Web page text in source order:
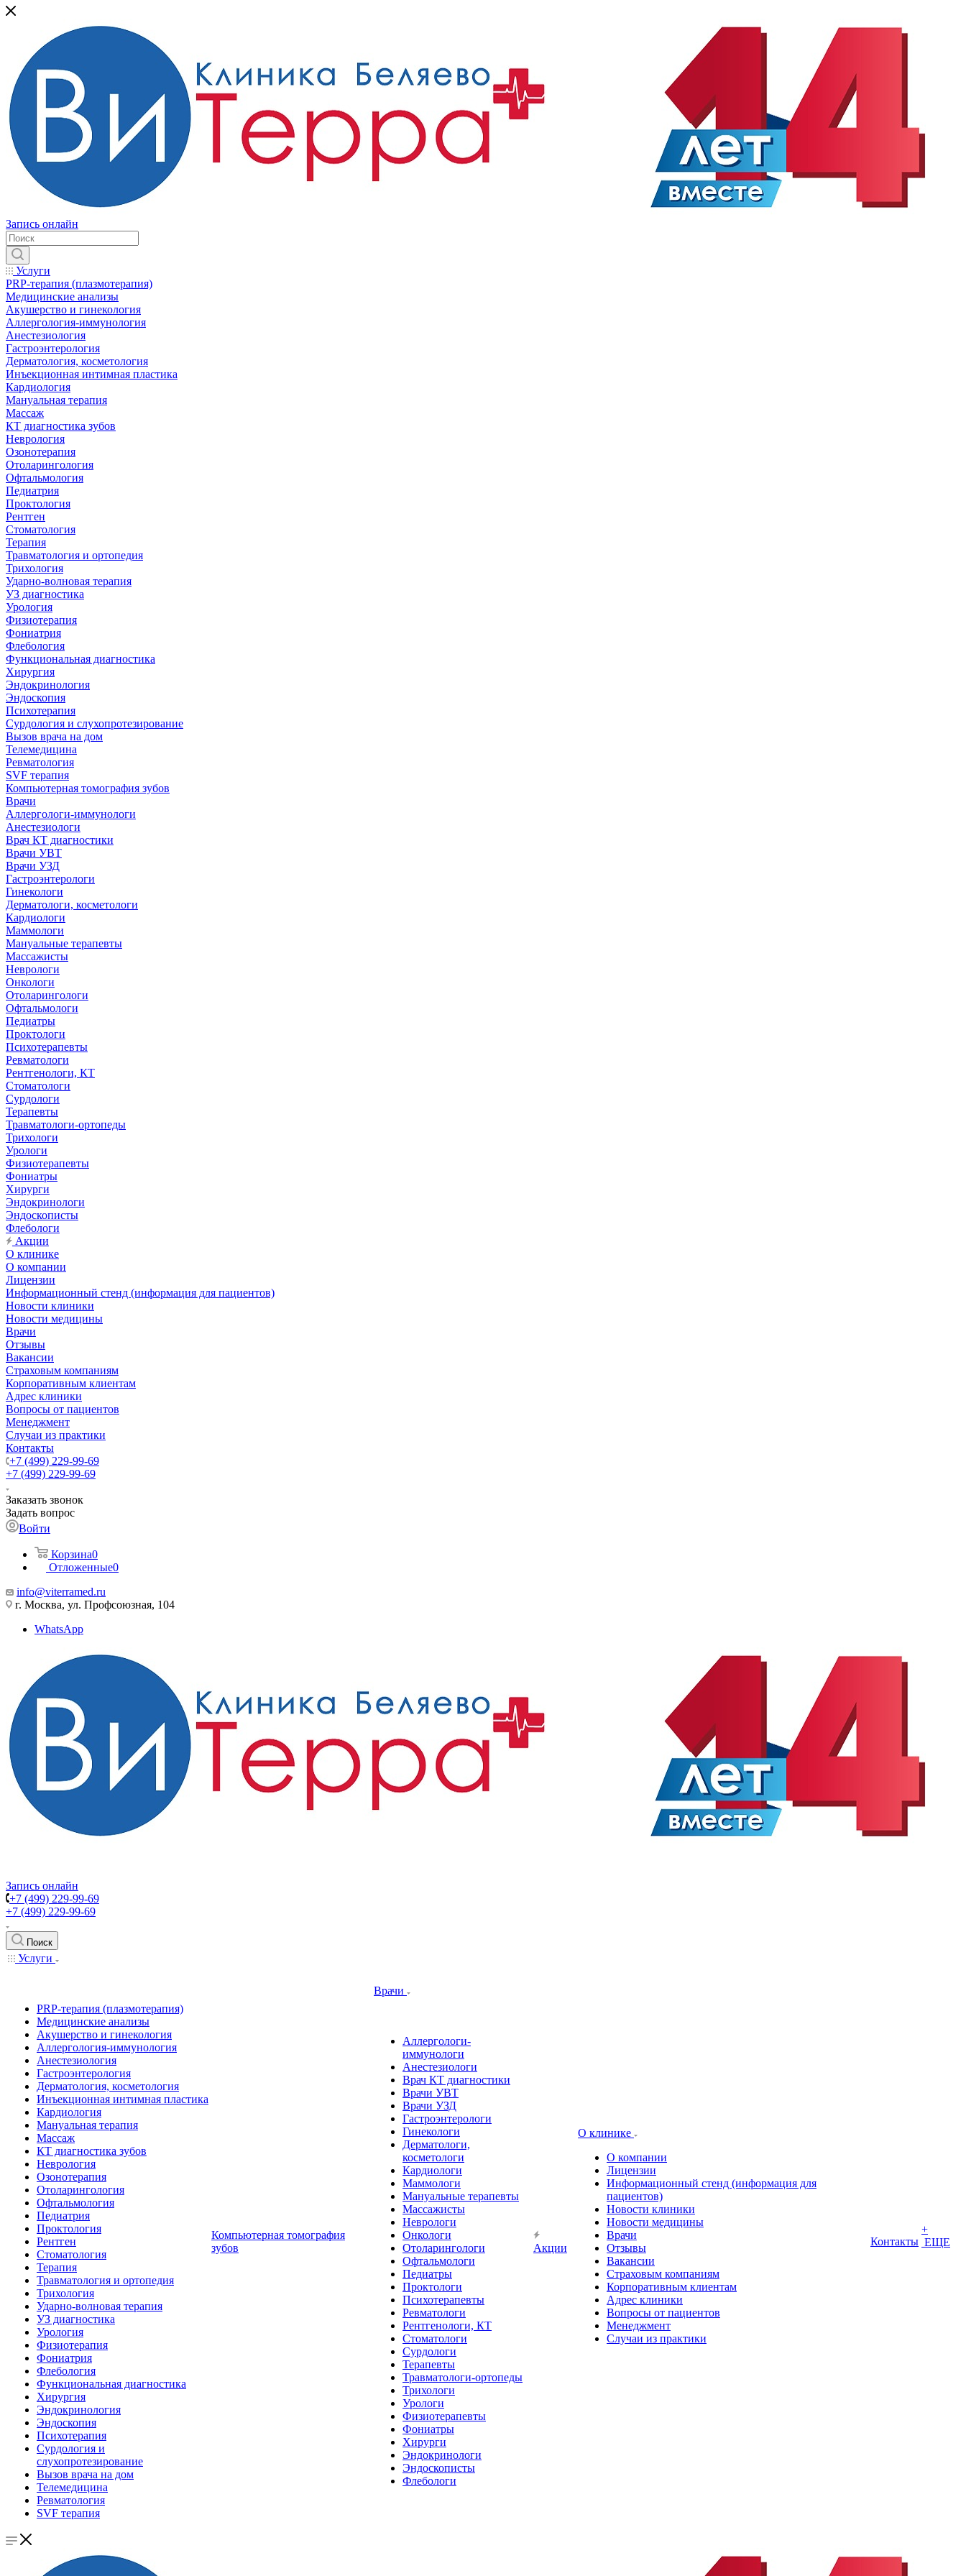
Запись онлайн
Услуги
PRP-терапия (плазмотерапия)
Медицинские анализы
Акушерство и гинекология
Аллергология-иммунология
Анестезиология
Гастроэнтерология
Дерматология, косметология
Инъекционная интимная пластика
Кардиология
Мануальная терапия
Массаж
КТ диагностика зубов
Неврология
Озонотерапия
Отоларингология
Офтальмология
Педиатрия
Проктология
Рентген
Стоматология
Терапия
Травматология и ортопедия
Трихология
Ударно-волновая терапия
УЗ диагностика
Урология
Физиотерапия
Фониатрия
Флебология
Функциональная диагностика
Хирургия
Эндокринология
Эндоскопия
Психотерапия
Сурдология и слухопротезирование
Вызов врача на дом
Телемедицина
Ревматология
SVF терапия
Компьютерная томография зубов
Врачи
Аллергологи-иммунологи
Анестезиологи
Врач КТ диагностики
Врачи УВТ
Врачи УЗД
Гастроэнтерологи
Гинекологи
Дерматологи, косметологи
Кардиологи
Маммологи
Мануальные терапевты
Массажисты
Неврологи
Онкологи
Отоларингологи
Офтальмологи
Педиатры
Проктологи
Психотерапевты
Ревматологи
Рентгенологи, КТ
Стоматологи
Сурдологи
Терапевты
Травматологи-ортопеды
Трихологи
Урологи
Физиотерапевты
Фониатры
Хирурги
Эндокринологи
Эндоскописты
Флебологи
Акции
О клинике
О компании
Лицензии
Информационный стенд (информация для пациентов)
Новости клиники
Новости медицины
Врачи
Отзывы
Вакансии
Страховым компаниям
Корпоративным клиентам
Адрес клиники
Вопросы от пациентов
Менеджмент
Случаи из практики
Контакты
+7 (499) 229-99-69
+7 (499) 229-99-69
Заказать звонок
Задать вопрос
Войти
Корзина0
Отложенные0
info@viterramed.ru
г. Москва, ул. Профсоюзная, 104
WhatsApp
Запись онлайн
+7 (499) 229-99-69
+7 (499) 229-99-69
Поиск
Услуги
PRP-терапия (плазмотерапия)
Медицинские анализы
Акушерство и гинекология
Аллергология-иммунология
Анестезиология
Гастроэнтерология
Дерматология, косметология
Инъекционная интимная пластика
Кардиология
Мануальная терапия
Массаж
КТ диагностика зубов
Неврология
Озонотерапия
Отоларингология
Офтальмология
Педиатрия
Проктология
Рентген
Стоматология
Терапия
Травматология и ортопедия
Трихология
Ударно-волновая терапия
УЗ диагностика
Урология
Физиотерапия
Фониатрия
Флебология
Функциональная диагностика
Хирургия
Эндокринология
Эндоскопия
Психотерапия
Сурдология и
слухопротезирование
Вызов врача на дом
Телемедицина
Ревматология
SVF терапия
Компьютерная томография
зубов
Врачи
Аллергологи-
иммунологи
Анестезиологи
Врач КТ диагностики
Врачи УВТ
Врачи УЗД
Гастроэнтерологи
Гинекологи
Дерматологи,
косметологи
Кардиологи
Маммологи
Мануальные терапевты
Массажисты
Неврологи
Онкологи
Отоларингологи
Офтальмологи
Педиатры
Проктологи
Психотерапевты
Ревматологи
Рентгенологи, КТ
Стоматологи
Сурдологи
Терапевты
Травматологи-ортопеды
Трихологи
Урологи
Физиотерапевты
Фониатры
Хирурги
Эндокринологи
Эндоскописты
Флебологи
Акции
О клинике
О компании
Лицензии
Информационный стенд (информация для
пациентов)
Новости клиники
Новости медицины
Врачи
Отзывы
Вакансии
Страховым компаниям
Корпоративным клиентам
Адрес клиники
Вопросы от пациентов
Менеджмент
Случаи из практики
Контакты
+
ЕЩЕ